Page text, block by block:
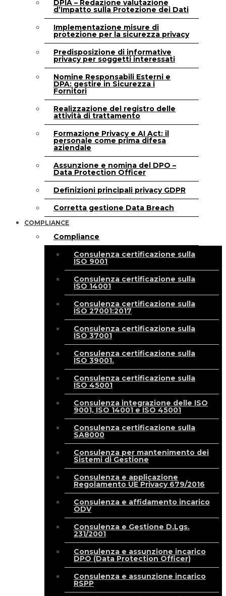
DPIA – Redazione valutazione
d’Impatto sulla Protezione dei Dati
Implementazione misure di
protezione per la sicurezza privacy
Predisposizione di informative
privacy per soggetti interessati
Nomine Responsabili Esterni e
DPA: gestire in Sicurezza i
Fornitori
Realizzazione del registro delle
attività di trattamento
Formazione Privacy e AI Act: il
personale come prima difesa
aziendale
Assunzione e nomina del DPO –
Data Protection Officer
Definizioni principali privacy GDPR
Corretta gestione Data Breach
COMPLIANCE
Compliance
Consulenza certificazione sulla
ISO 9001
Consulenza certificazione sulla
ISO 14001
Consulenza certificazione sulla
ISO 27001:2017
Consulenza certificazione sulla
ISO 37001
Consulenza certificazione sulla
ISO 39001.
Consulenza certificazione sulla
ISO 45001
Consulenza integrazione delle ISO
9001, ISO 14001 e ISO 45001
Consulenza certificazione sulla
SA8000
Consulenza per mantenimento dei
Sistemi di Gestione
Consulenza e applicazione
Regolamento UE Privacy 679/2016
Consulenza e affidamento incarico
ODV
Consulenza e Gestione D.Lgs.
231/2001
Consulenza e assunzione incarico
DPO (Data Protection Officer)
Consulenza e assunzione incarico
RSPP